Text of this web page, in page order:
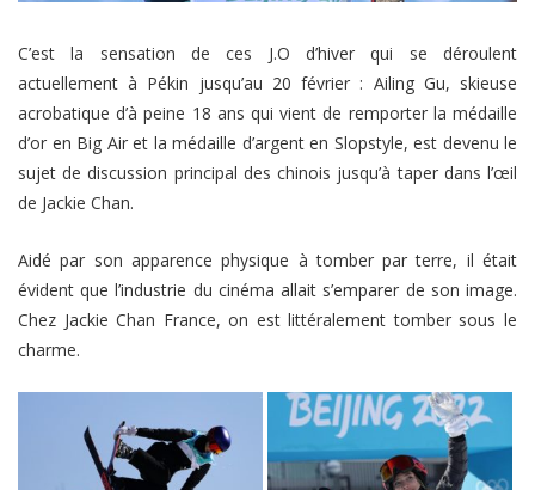
C’est la sensation de ces J.O d’hiver qui se déroulent
actuellement à Pékin jusqu’au 20 février : Ailing Gu, skieuse
acrobatique d’à peine 18 ans qui vient de remporter la médaille
d’or en Big Air et la médaille d’argent en Slopstyle, est devenu le
sujet de discussion principal des chinois jusqu’à taper dans l’œil
de Jackie Chan.
Aidé par son apparence physique à tomber par terre, il était
évident que l’industrie du cinéma allait s’emparer de son image.
Chez Jackie Chan France, on est littéralement tomber sous le
charme.